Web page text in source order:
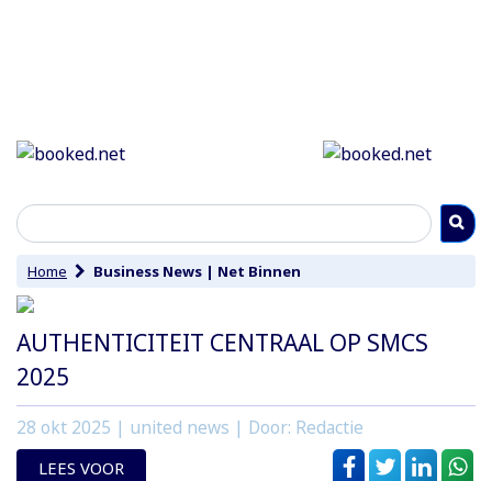
Home Business News | Net Binnen
AUTHENTICITEIT CENTRAAL OP SMCS
2025
28 okt 2025 | united news | Door: Redactie
LEES VOOR